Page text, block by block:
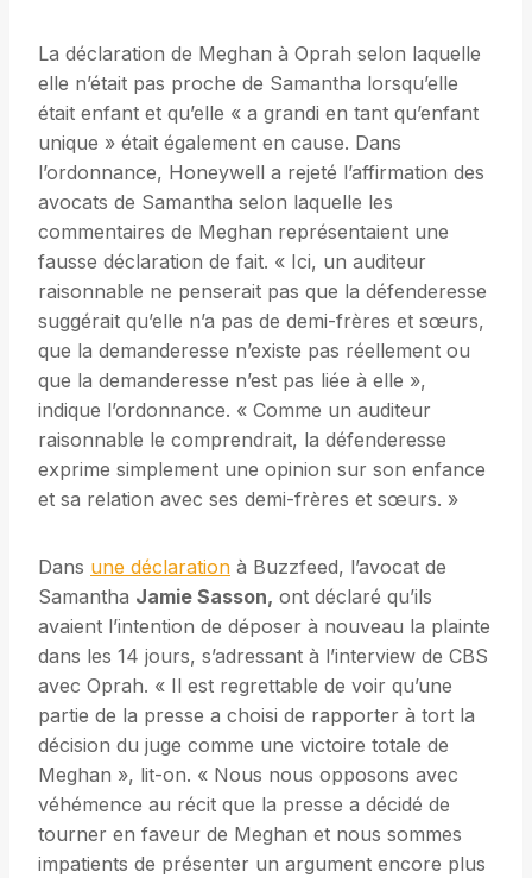
La déclaration de Meghan à Oprah selon laquelle
elle n’était pas proche de Samantha lorsqu’elle
était enfant et qu’elle « a grandi en tant qu’enfant
unique » était également en cause. Dans
l’ordonnance, Honeywell a rejeté l’affirmation des
avocats de Samantha selon laquelle les
commentaires de Meghan représentaient une
fausse déclaration de fait. « Ici, un auditeur
raisonnable ne penserait pas que la défenderesse
suggérait qu’elle n’a pas de demi-frères et sœurs,
que la demanderesse n’existe pas réellement ou
que la demanderesse n’est pas liée à elle »,
indique l’ordonnance. « Comme un auditeur
raisonnable le comprendrait, la défenderesse
exprime simplement une opinion sur son enfance
et sa relation avec ses demi-frères et sœurs. »
Dans une déclaration à Buzzfeed, l’avocat de
Samantha Jamie Sasson, ont déclaré qu’ils
avaient l’intention de déposer à nouveau la plainte
dans les 14 jours, s’adressant à l’interview de CBS
avec Oprah. « Il est regrettable de voir qu’une
partie de la presse a choisi de rapporter à tort la
décision du juge comme une victoire totale de
Meghan », lit-on. « Nous nous opposons avec
véhémence au récit que la presse a décidé de
tourner en faveur de Meghan et nous sommes
impatients de présenter un argument encore plus